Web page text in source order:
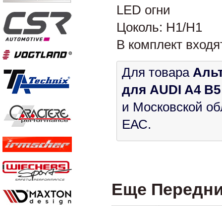
LED огни
Цоколь: H1/H1
В комплект
Для товара
для AUDI A4
и Московской
ЕАС.
Еще